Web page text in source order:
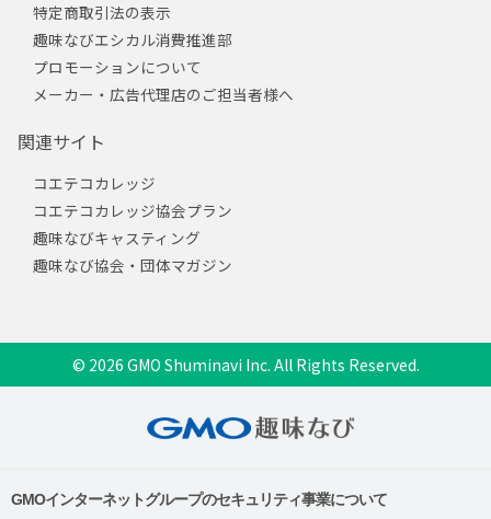
特定商取引法の表示
趣味なびエシカル消費推進部
プロモーションについて
メーカー・広告代理店のご担当者様へ
関連サイト
コエテコカレッジ
コエテコカレッジ協会プラン
趣味なびキャスティング
趣味なび協会・団体マガジン
© 2026 GMO Shuminavi Inc. All Rights Reserved.